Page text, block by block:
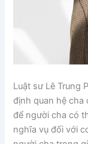
Luật sư Lê Trung
định quan hệ cha
để người cha có
nghĩa vụ đối với